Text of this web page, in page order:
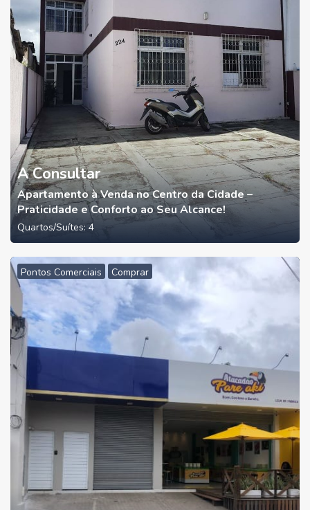
A Consultar
Apartamento à Venda no Centro da Cidade –
Praticidade e Conforto ao Seu Alcance!
Quartos/Suítes:4
Pontos Comerciais Comprar